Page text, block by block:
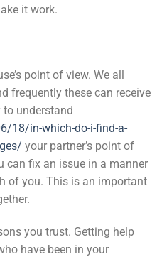
it work.
point of view. We all
frequently these can receive
to understand
18/in-which-do-i-find-a-
your partner’s point of
can fix an issue in a manner
of you. This is an important
you trust. Getting help
have been in your